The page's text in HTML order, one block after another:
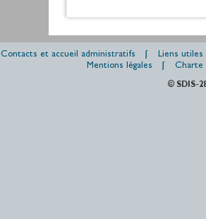
Contacts et accueil administratifs
Liens utiles
Mentions légales
Charte
© SDIS-